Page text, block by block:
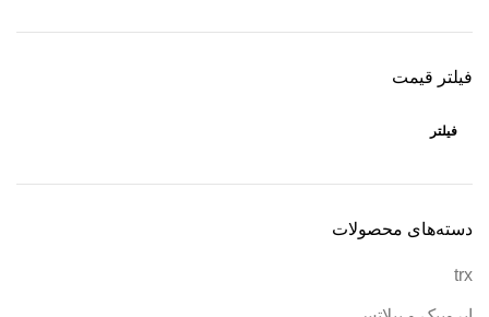
فیلتر قیمت
فیلتر
دسته‌های محصولات
trx